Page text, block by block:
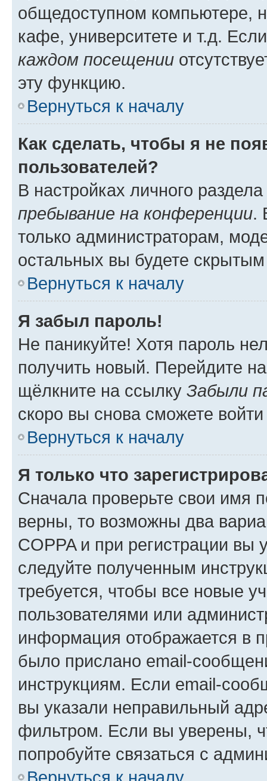
общедоступном компьютере,
кафе, университете и т.д.
каждом посещении
эту функцию.
Вернуться к началу
Как сделать, чтобы я не
пользователей?
В настройках личного
пребывание на конференции.
только администраторам,
остальных вы будете
Вернуться к началу
Я забыл пароль!
Не паникуйте! Хотя пароль
получить новый. Перейдите
щёлкните на ссылку Забыли
скоро вы снова сможете
Вернуться к началу
Я только что
Сначала проверьте свои имя
верны, то возможны два
COPPA и при регистрации вы
следуйте полученным
требуется, чтобы все новые
пользователями или
информация отображается в
было прислано email-
инструкциям. Если email-
вы указали неправильный
фильтром. Если вы уверены,
попробуйте связаться с
Вернуться к началу